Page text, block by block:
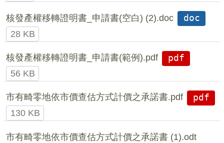
核發產權移轉證明書_申請書(空白) (2).doc
doc
28 KB
核發產權移轉證明書_申請書(範例).pdf
pdf
56 KB
市有畸零地依市價查估方式計價之承諾書.pdf
pdf
130 KB
市有畸零地依市價查估方式計價之承諾書 (1).odt